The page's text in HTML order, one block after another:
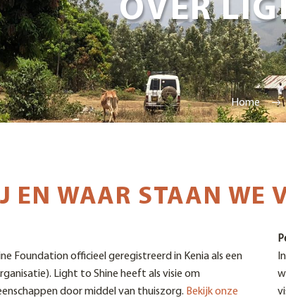
OVER
Home
EN WAAR STAAN WE
Foundation officieel geregistreerd in Kenia als een
Light to Shine heeft als visie om
door middel van thuiszorg. Bekijk onze